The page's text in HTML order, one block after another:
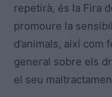
repetirà, és la Fira
promoure la
d’animals, així com
general sobre els
el seu